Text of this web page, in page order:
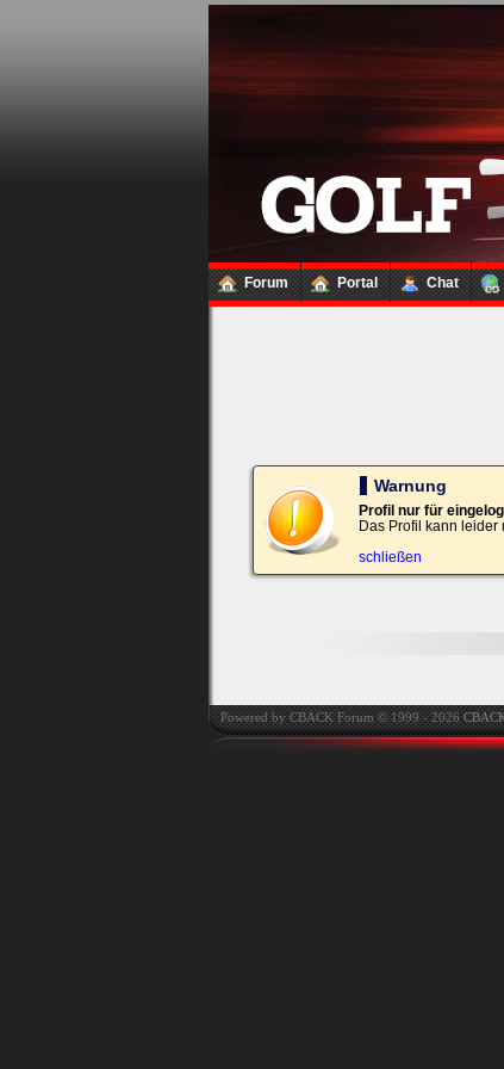
Forum Portal Chat
Trage
bitte
in
die
nachfolgenden
Felder
Deinen
Benutzernamen
und
Kennwort
ein,
um
Bei jedem
automatisch
Warnung
Profil nur für
Das Profil kann leider
schließen
Powered by CBACK Forum © 1999 - 2026